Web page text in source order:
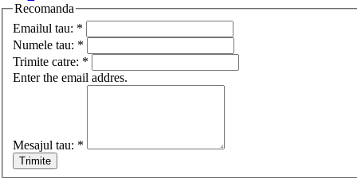
Recomanda
Emailul tau: *
Numele tau: *
Trimite catre: *
Enter the email addres.
Mesajul tau: *